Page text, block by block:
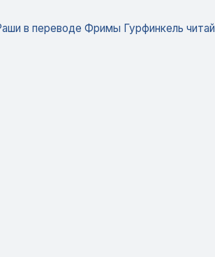
в переводе Фримы Гурфинкель